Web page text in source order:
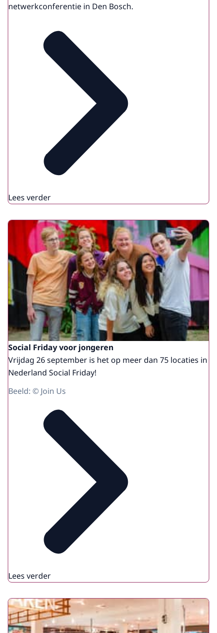
netwerkconferentie in Den Bosch.
Lees verder
Social Friday voor jongeren
Vrijdag 26 september is het op meer dan 75 locaties in
Nederland Social Friday!
Beeld: © Join Us
Lees verder